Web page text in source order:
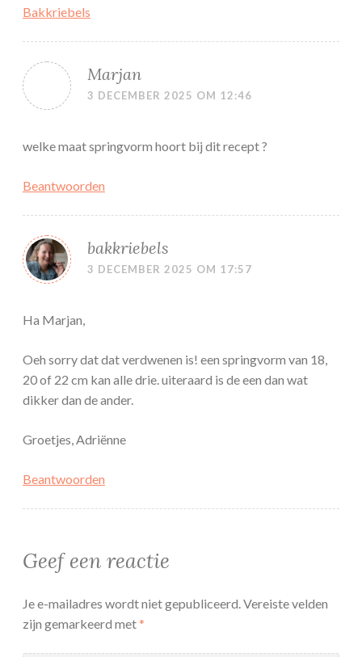
Bakkriebels
Marjan
3 DECEMBER 2025 OM 12:46
welke maat springvorm hoort bij dit recept ?
Beantwoorden
bakkriebels
3 DECEMBER 2025 OM 17:57
Ha Marjan,
Oeh sorry dat dat verdwenen is! een springvorm van 18,
20 of 22 cm kan alle drie. uiteraard is de een dan wat
dikker dan de ander.
Groetjes, Adriënne
Beantwoorden
Geef een reactie
Je e-mailadres wordt niet gepubliceerd. Vereiste velden
zijn gemarkeerd met*